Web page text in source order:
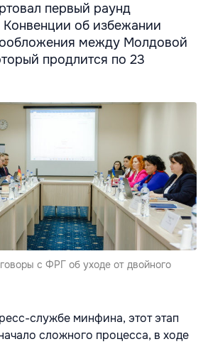
первый раунд
Конвенции об избежании
между Молдовой
продлится по 23
с ФРГ об уходе от двойного
службе минфина, этот этап
сложного процесса, в ходе